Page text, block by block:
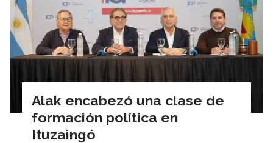
Alak encabezó una clase de
formación política en
Ituzaingó